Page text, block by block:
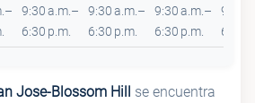
9:30 a.m.–
6:30 p.m.
9:30 a.m.–
6:30 p.m.
9:30 a.m.–
6:30 p.m.
9:30
6:30
Jose-Blossom Hill se encuentra